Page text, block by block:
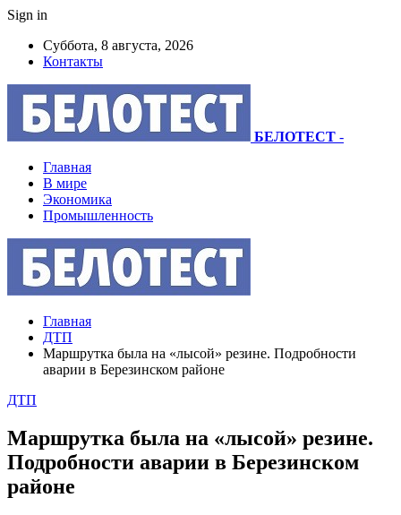
Sign in
Суббота, 8 августа, 2026
Контакты
БЕЛОТЕСТ -
Главная
В мире
Экономика
Промышленность
Главная
ДТП
Маршрутка была на «лысой» резине. Подробности
аварии в Березинском районе
ДТП
Маршрутка была на «лысой» резине.
Подробности аварии в Березинском
районе